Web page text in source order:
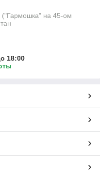
("Гармошка" на 45-ом
18:00